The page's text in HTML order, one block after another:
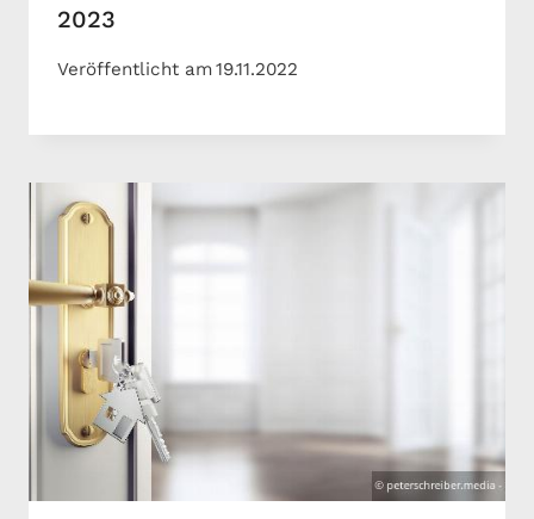
2023
Veröffentlicht am19.11.2022